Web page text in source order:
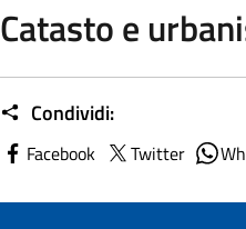
Catasto e
Condividi:
Facebook Twitter